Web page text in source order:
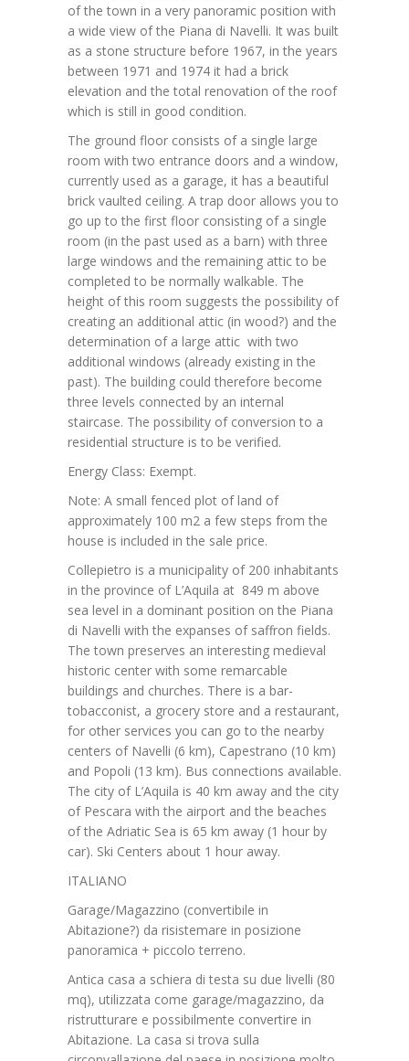
of the town in a very panoramic position with
a wide view of the Piana di Navelli. It was built
as a stone structure before 1967, in the years
between 1971 and 1974 it had a brick
elevation and the total renovation of the roof
which is still in good condition.
The ground floor consists of a single large
room with two entrance doors and a window,
currently used as a garage, it has a beautiful
brick vaulted ceiling. A trap door allows you to
go up to the first floor consisting of a single
room (in the past used as a barn) with three
large windows and the remaining attic to be
completed to be normally walkable. The
height of this room suggests the possibility of
creating an additional attic (in wood?) and the
determination of a large attic with two
additional windows (already existing in the
past). The building could therefore become
three levels connected by an internal
staircase. The possibility of conversion to a
residential structure is to be verified.
Energy Class: Exempt.
Note: A small fenced plot of land of
approximately 100 m2 a few steps from the
house is included in the sale price.
Collepietro is a municipality of 200 inhabitants
in the province of L’Aquila at 849 m above
sea level in a dominant position on the Piana
di Navelli with the expanses of saffron fields.
The town preserves an interesting medieval
historic center with some remarcable
buildings and churches. There is a bar-
tobacconist, a grocery store and a restaurant,
for other services you can go to the nearby
centers of Navelli (6 km), Capestrano (10 km)
and Popoli (13 km). Bus connections available.
The city of L’Aquila is 40 km away and the city
of Pescara with the airport and the beaches
of the Adriatic Sea is 65 km away (1 hour by
car). Ski Centers about 1 hour away.
ITALIANO
Garage/Magazzino (convertibile in
Abitazione?) da risistemare in posizione
panoramica + piccolo terreno.
Antica casa a schiera di testa su due livelli (80
mq), utilizzata come garage/magazzino, da
ristrutturare e possibilmente convertire in
Abitazione. La casa si trova sulla